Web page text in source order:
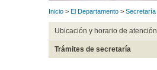
Inicio > El Departamento > Secretaría
Ubicación y horario de atención
Trámites de secretaría